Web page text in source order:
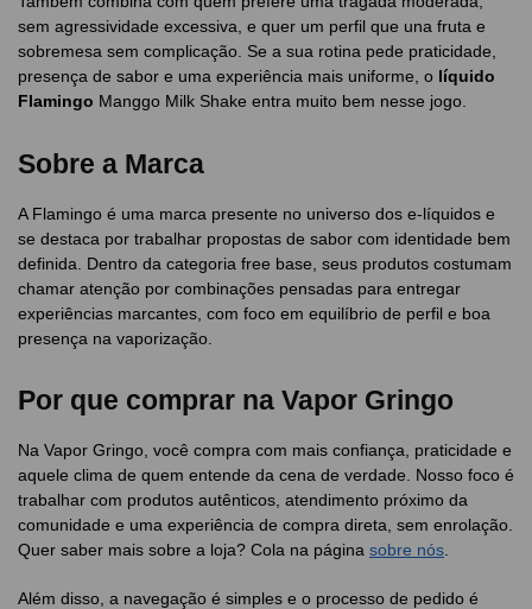
sem agressividade excessiva, e quer um perfil que una fruta e
sobremesa sem complicação. Se a sua rotina pede praticidade,
presença de sabor e uma experiência mais uniforme, o líquido
Flamingo Manggo Milk Shake entra muito bem nesse jogo.
Sobre a Marca
A Flamingo é uma marca presente no universo dos e-líquidos e
se destaca por trabalhar propostas de sabor com identidade bem
definida. Dentro da categoria free base, seus produtos costumam
chamar atenção por combinações pensadas para entregar
experiências marcantes, com foco em equilíbrio de perfil e boa
presença na vaporização.
Por que comprar na Vapor Gringo
Na Vapor Gringo, você compra com mais confiança, praticidade e
aquele clima de quem entende da cena de verdade. Nosso foco é
trabalhar com produtos autênticos, atendimento próximo da
comunidade e uma experiência de compra direta, sem enrolação.
Quer saber mais sobre a loja? Cola na página sobre nós
Além disso, a navegação é simples e o processo de pedido é